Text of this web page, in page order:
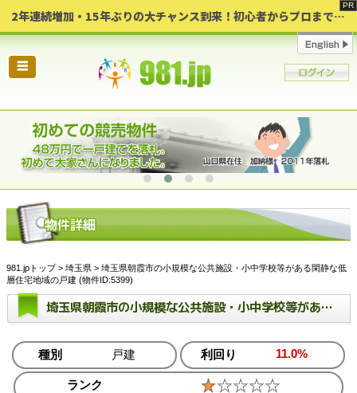
2年連続増加・15年ぶりの大チャンス到来！初心者からプロまで網羅する「競売不動産・超実践投資セミナー」♦神奈川県 横浜 in 神奈川
☰
981.jpトップ> 埼玉県 > 埼玉県朝霞市の小規模な公共施設・小中学校等がある閑静な低
層住宅地域の戸建 (物件ID:5399)
埼玉県朝霞市の小規模な公共施設・小中学校等がある閑静な低層住宅地域の戸建
種別 戸建 利回り 11.0%
ランク